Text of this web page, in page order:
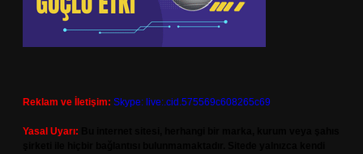
Reklam ve İletişim: Skype: live:.cid.575569c608265c69
Yasal Uyarı: